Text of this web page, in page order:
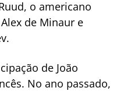
o americano
de Minaur e
de João
No ano passado,